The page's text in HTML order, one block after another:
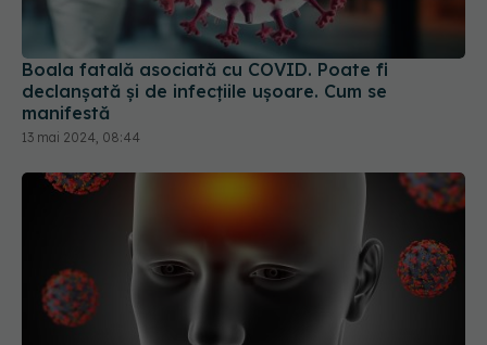
Boala fatală asociată cu COVID. Poate fi
declanșată și de infecțiile ușoare. Cum se
manifestă
13 mai 2024, 08:44